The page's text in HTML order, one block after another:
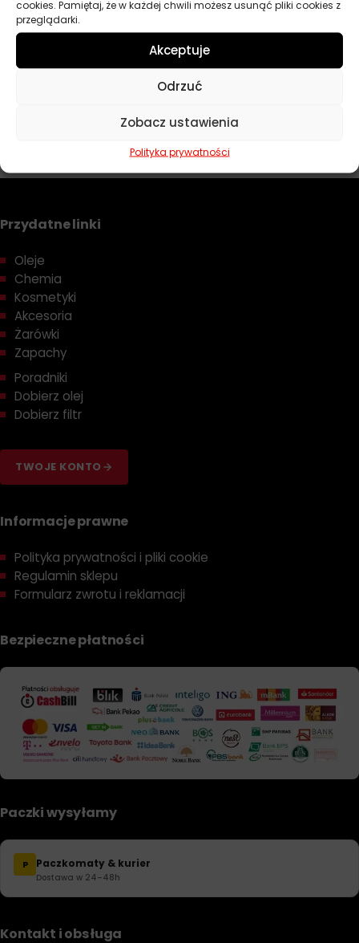
cookies. Pamiętaj, że w każdej chwili możesz usunąć pliki cookies z
przeglądarki.
Akceptuje
Odrzuć
Zobacz ustawienia
Polityka prywatności
ORLEN PLATINUM ULTOR CH-
4 15W40 5L
Zamów
Przydatne linki
Oleje
Chemia
Kosmetyki
Akcesoria
Żarówki
Zapachy
Poradniki
Dobierz olej
Dobierz filtr
TWOJE KONTO
Informacje prawne
Polityka prywatności i pliki cookie
Regulamin sklepu
Formularz zwrotu i reklamacji
Bezpieczne płatności
Paczki wysyłamy
P Paczkomaty & kurier
Dostawa w 24–48h
Kontakt i obsługa